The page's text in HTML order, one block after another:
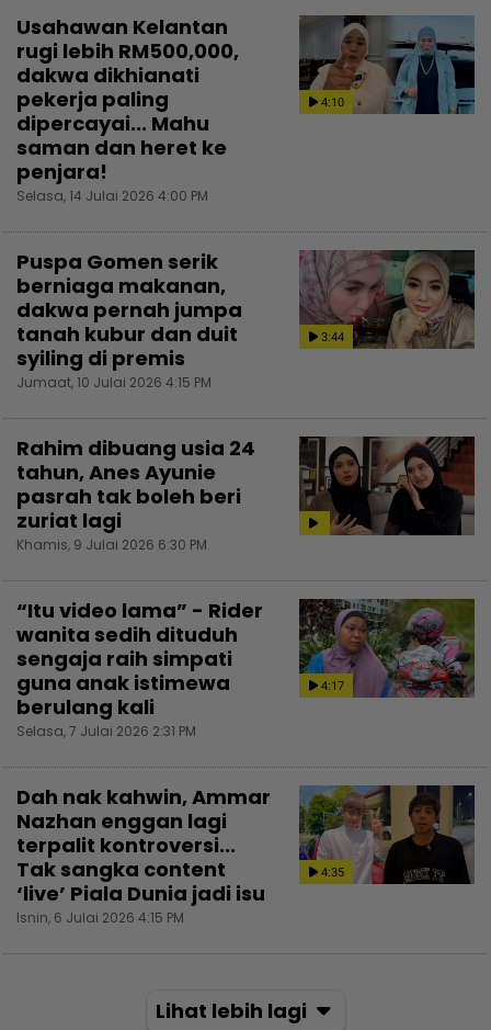
4:10
Usahawan Kelantan
rugi lebih RM500,000,
dakwa dikhianati
pekerja paling
dipercayai... Mahu
saman dan heret ke
penjara!
Selasa, 14 Julai 2026 4:00 PM
3:44
Puspa Gomen serik
berniaga makanan,
dakwa pernah jumpa
tanah kubur dan duit
syiling di premis
Jumaat, 10 Julai 2026 4:15 PM
Rahim dibuang usia 24
tahun, Anes Ayunie
pasrah tak boleh beri
zuriat lagi
Khamis, 9 Julai 2026 6:30 PM
4:17
“Itu video lama” - Rider
wanita sedih dituduh
sengaja raih simpati
guna anak istimewa
berulang kali
Selasa, 7 Julai 2026 2:31 PM
4:35
Dah nak kahwin, Ammar
Nazhan enggan lagi
terpalit kontroversi...
Tak sangka content
‘live’ Piala Dunia jadi isu
Isnin, 6 Julai 2026 4:15 PM
Lihat lebih lagi